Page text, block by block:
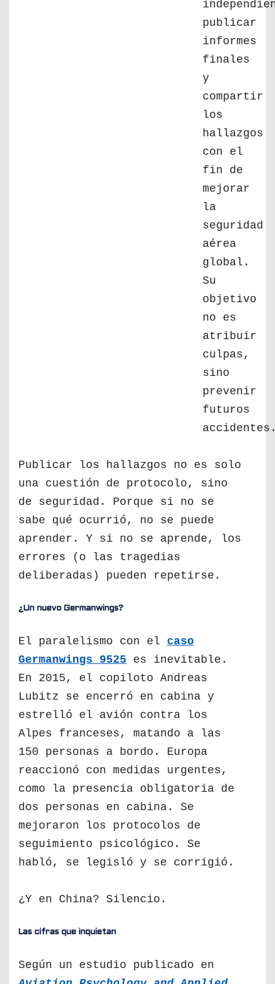
publicar
informes
finales
y
compartir
los
hallazgos
con el
fin de
mejorar
la
seguridad
aérea
global.
Su
objetivo
no es
atribuir
culpas,
sino
prevenir
futuros
Publicar los hallazgos no es solo
una cuestión de protocolo, sino
de seguridad. Porque si no se
sabe qué ocurrió, no se puede
aprender. Y si no se aprende, los
errores (o las tragedias
deliberadas) pueden repetirse.
¿Un nuevo Germanwings?
El paralelismo con el caso
Germanwings 9525 es inevitable.
En 2015, el copiloto Andreas
Lubitz se encerró en cabina y
estrelló el avión contra los
Alpes franceses, matando a las
150 personas a bordo. Europa
reaccionó con medidas urgentes,
como la presencia obligatoria de
dos personas en cabina. Se
mejoraron los protocolos de
seguimiento psicológico. Se
habló, se legisló y se corrigió.
¿Y en China? Silencio.
Las cifras que inquietan
Según un estudio publicado en